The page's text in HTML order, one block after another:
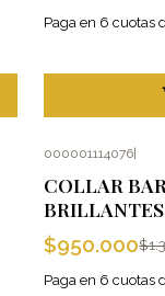
Paga en 6 cuotas
000001114076|
COLLAR
$950.000
Paga en 6 cuotas